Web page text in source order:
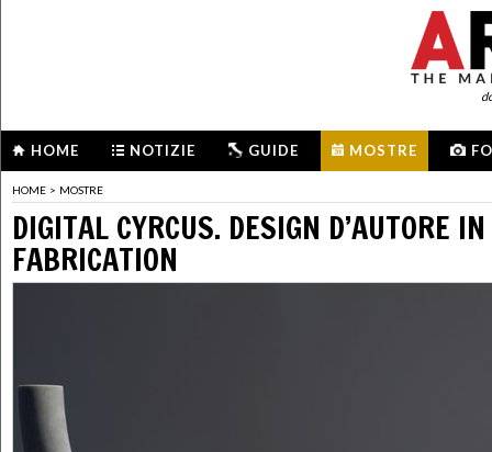
HOME NOTIZIE GUIDE MOSTRE
HOME > MOSTRE
DIGITAL CYRCUS. DESIGN D’AUTORE
FABRICATION